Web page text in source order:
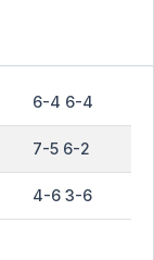
6-4 6-4
7-5 6-2
4-6 3-6